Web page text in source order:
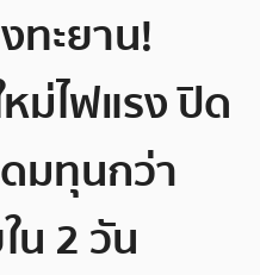
ทะยาน!
ม่ไฟแรง ปิด
ดมทุนกว่า
น 2 วัน